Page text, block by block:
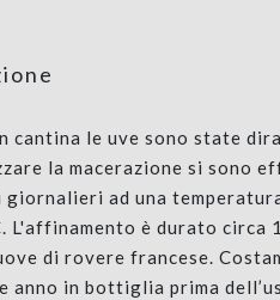
cantina le uve sono state
la macerazione si sono
ad una
L'affinamento è durato circa
di rovere francese.
anno in bottiglia prima